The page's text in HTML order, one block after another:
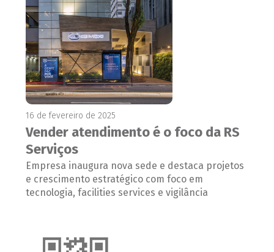
16 de fevereiro de 2025
Vender atendimento é o foco da RS
Serviços
Empresa inaugura nova sede e destaca projetos
e crescimento estratégico com foco em
tecnologia, facilities services e vigilância